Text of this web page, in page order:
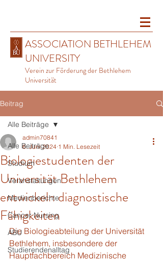
ASSOCIATION BETHLEHEM
UNIVERSITY
Verein zur Förderung der Bethlehem
Universität
Beitrag
Alle Beiträge
Studium
Veranstaltungen
Medienberichte
Cancer Nursing
ABU
Studierendenalltag
Alle Beiträge
Biologiestudenten der
Universität Bethlehem
entwickeln diagnostische
Fähigkeiten
admin70841
6. Juni 2024 1 Min. Lesezeit
Die Biologieabteilung der Universität
Bethlehem, insbesondere der
Hauptfachbereich Medizinische